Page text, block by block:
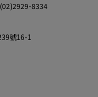
8334
號16-1